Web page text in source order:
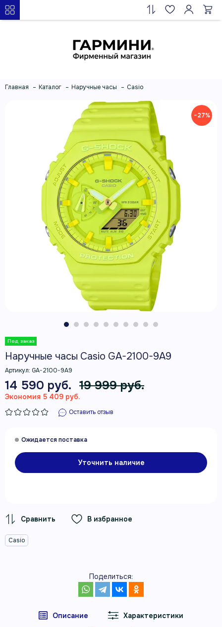
Главная Каталог Наручные часы Casio
−27%
Наручные часы Casio GA-2100-9A9
Артикул: GA-2100-9A9
14 590 руб. 19 999 руб.
Экономия 5 409 руб.
Оставить отзыв
Уточнить наличие
В избранное
Casio
Поделиться:
Описание
Характеристики